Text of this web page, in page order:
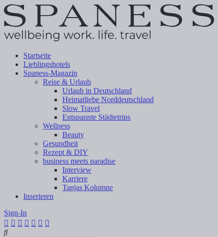
Startseite
Lieblingshotels
Spaness-Magazin
Reise & Urlaub
Urlaub in Deutschland
Heimatliebe Norddeutschland
Slow Travel
Entspannte Städtetrips
Wellness
Beauty
Gesundheit
Rezept & DIY
business meets paradise
Interview
Karriere
Tanjas Kolumne
Inserieren
Sign-In